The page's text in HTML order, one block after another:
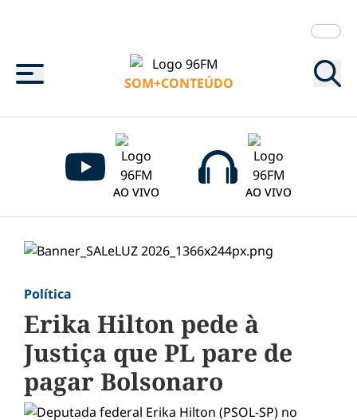
Menu
SOM+CONTEÚDO
AO VIVO AO VIVO
Política
Erika Hilton pede à
Justiça que PL pare de
pagar Bolsonaro